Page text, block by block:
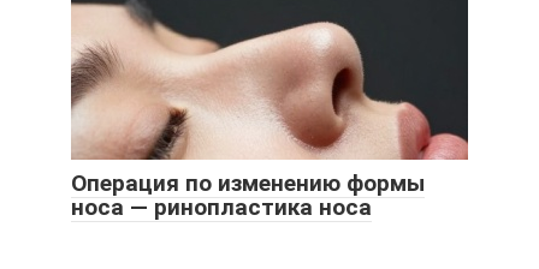
Операция по изменению формы
носа — ринопластика носа